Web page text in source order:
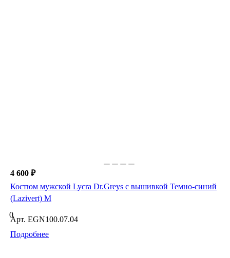
4 600 ₽
Костюм мужской Lycra Dr.Greys с вышивкой Темно-синий
(Lazivert) M
0
Арт. EGN100.07.04
Подробнее